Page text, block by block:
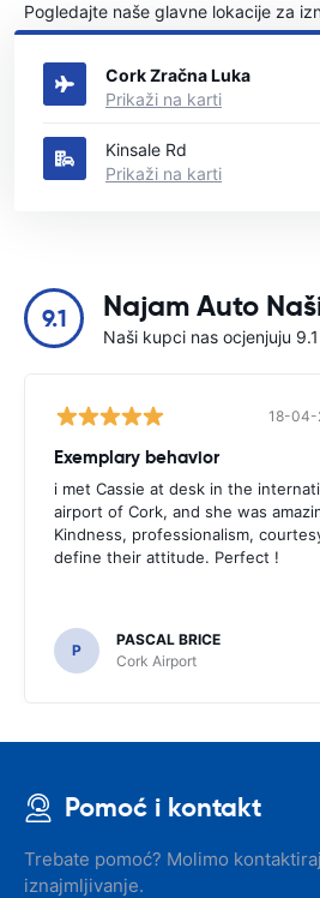
Pogledajte naše glavne lokacije za
Cork
Cork Zračna Luka
Prikaži na karti
Kinsale Rd
Prikaži na karti
9.1 Najam Auto
Naši kupci nas ocjenjuju
18-04-
Exemplary behavior
i met Cassie at desk in the
airport of Cork, and she was
Kindness, professionalism,
define their attitude. Perfect !
P
PASCAL BRICE
Cork Airport
Pomoć i kontakt
Trebate pomoć? Molimo
iznajmljivanje.